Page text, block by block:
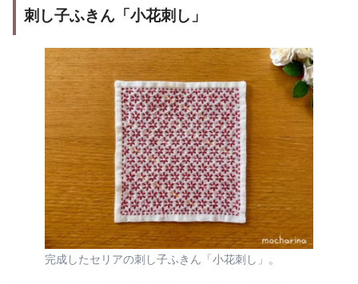
刺し子ふきん 「小花刺し」
完成したセリアの刺し子ふきん「小花刺し」。